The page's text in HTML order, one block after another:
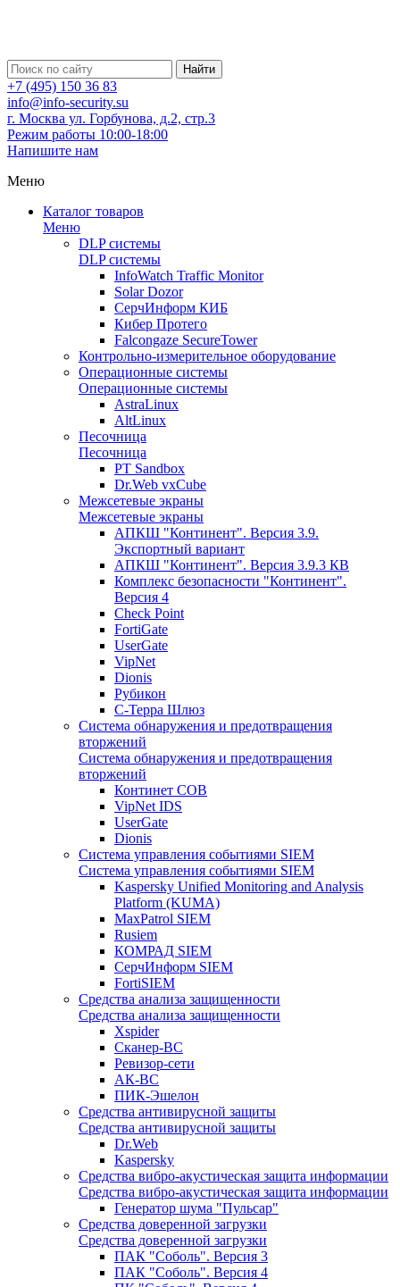
Найти
+7 (495) 150 36 83
info@info-security.su
г. Москва ул. Горбунова, д.2, стр.3
Режим работы 10:00-18:00
Напишите нам
Меню
Каталог товаров
Меню
DLP системы
DLP системы
InfoWatch Traffic Monitor
Solar Dozor
СерчИнформ КИБ
Кибер Протего
Falcongaze SecureTower
Контрольно-измерительное оборудование
Операционные системы
Операционные системы
AstraLinux
AltLinux
Песочница
Песочница
PT Sandbox
Dr.Web vxCube
Межсетевые экраны
Межсетевые экраны
АПКШ "Континент". Версия 3.9.
Экспортный вариант
АПКШ "Континент". Версия 3.9.3 КВ
Комплекс безопасности "Континент".
Версия 4
Check Point
FortiGate
UserGate
VipNet
Dionis
Рубикон
С-Терра Шлюз
Система обнаружения и предотвращения
вторжений
Система обнаружения и предотвращения
вторжений
Континет СОВ
VipNet IDS
UserGate
Dionis
Система управления событиями SIEM
Система управления событиями SIEM
Kaspersky Unified Monitoring and Analysis
Platform (KUMA)
MaxPatrol SIEM
Rusiem
КОМРАД SIEM
СерчИнформ SIEM
FortiSIEM
Средства анализа защищенности
Средства анализа защищенности
Xspider
Сканер-ВС
Ревизор-сети
АК-ВС
ПИК-Эшелон
Средства антивирусной защиты
Средства антивирусной защиты
Dr.Web
Kaspersky
Средства вибро-акустическая защита информации
Средства вибро-акустическая защита информации
Генератор шума "Пульсар"
Средства доверенной загрузки
Средства доверенной загрузки
ПАК "Соболь". Версия 3
ПАК "Соболь". Версия 4